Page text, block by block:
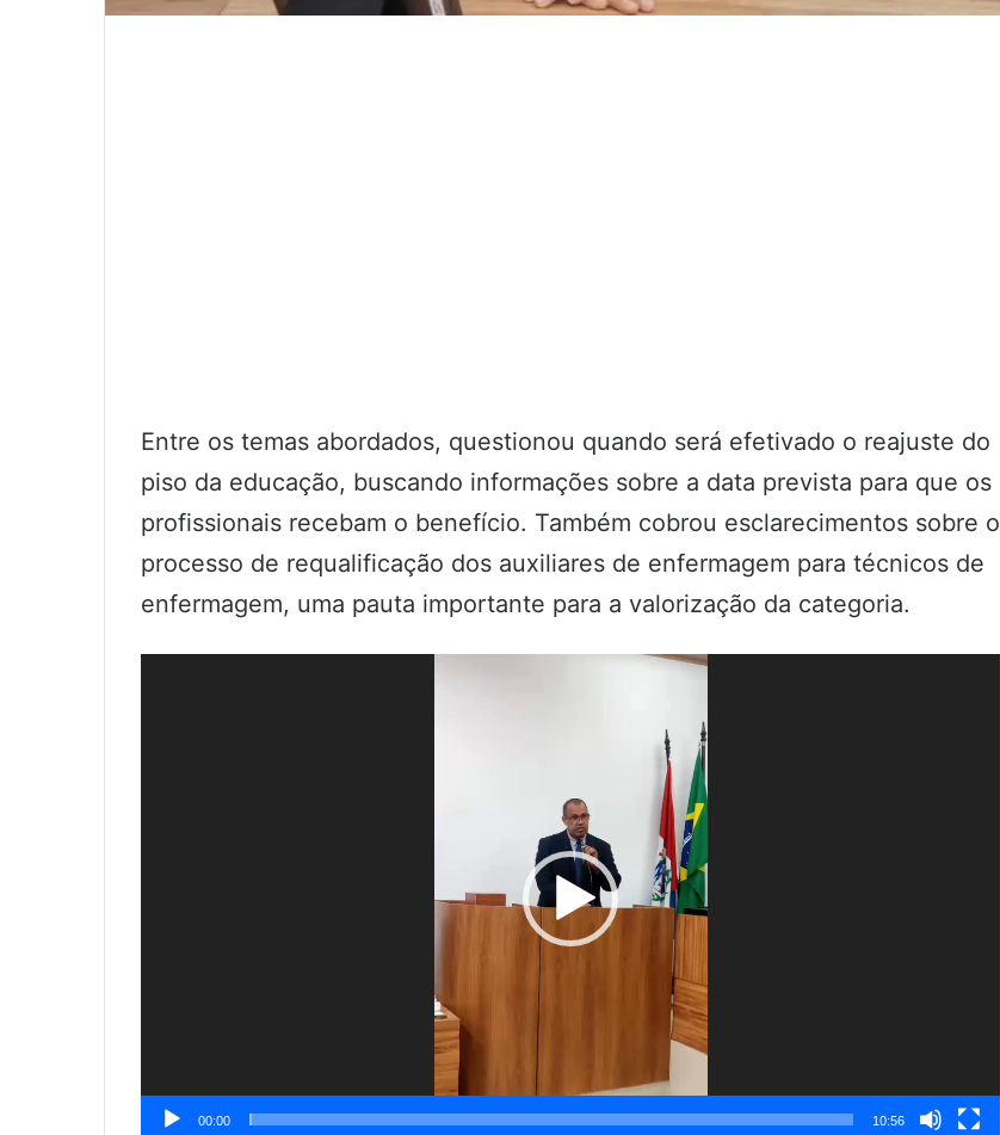
Entre os temas abordados, questionou quando será efetivado o reajuste do
piso da educação, buscando informações sobre a data prevista para que os
profissionais recebam o benefício. Também cobrou esclarecimentos sobre o
processo de requalificação dos auxiliares de enfermagem para técnicos de
enfermagem, uma pauta importante para a valorização da categoria.
00:00 10:56